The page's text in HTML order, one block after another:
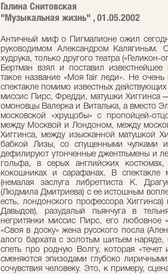
Галина Снитовская
"Музыкальная жизнь" , 01.05.2002
Античный миф о Пигмалионе ожил
руководимом Александром Калягиным.
худрука, только другого театра
Бертман взял и поставил
такое название «Моя fair леди». Не
спектакле помимо известных
миссис Пирс, Фредди, матушки Хиггинса
омоновцы Валерка и Виталька, а вместо
московской «хрущобы» с пропойцей-
между Москвой и Лондоном, между
Хиггинса, между изысканной матушкой
бабкой Лизы, со спущенными чулками
дефилируют утонченные джентльмены и
гольфа, в серых английских
кокошниках и сарафанах. В спектакле
(немалая заслуга либреттиста К.
(Людмила Дмитриева) с ее истошным
есть, лондонского профессора
Давыдов), разудалый пьянчуга в
негритянки миссис Пирс, его любовное
«Своя в доску» жена русского посла
алого бархата с золотым шитьем наряде,
спеть про родную Волгу, которая «течет
сменяются эпизодами глубоко
сочувствия человеку. Это, к примеру,